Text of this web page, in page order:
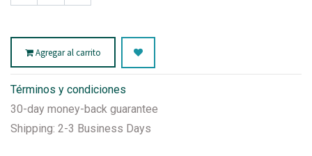
Agregar al carrito
Términos y condiciones
30-day money-back guarantee
Shipping: 2-3 Business Days